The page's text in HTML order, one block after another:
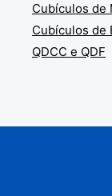
Cubículos de
Cubículos de
QDCC e QDF